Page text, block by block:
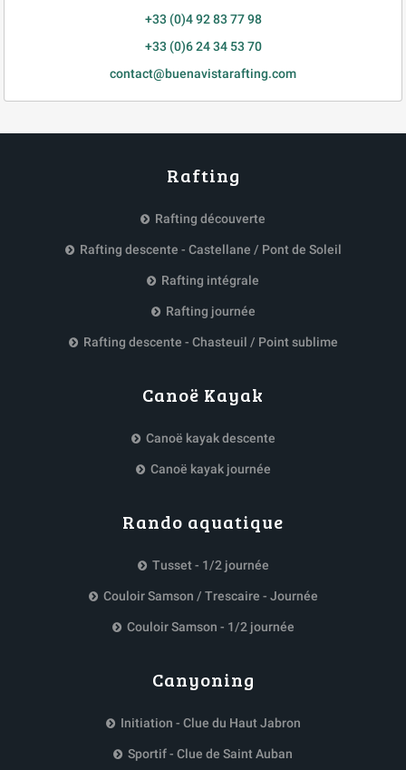
+33 (0)4 92 83 77 98
+33 (0)6 24 34 53 70
contact@buenavistarafting.com
Rafting
Rafting découverte
Rafting descente - Castellane / Pont de Soleil
Rafting intégrale
Rafting journée
Rafting descente - Chasteuil / Point sublime
Canoë Kayak
Canoë kayak descente
Canoë kayak journée
Rando aquatique
Tusset - 1/2 journée
Couloir Samson / Trescaire - Journée
Couloir Samson - 1/2 journée
Canyoning
Initiation - Clue du Haut Jabron
Sportif - Clue de Saint Auban